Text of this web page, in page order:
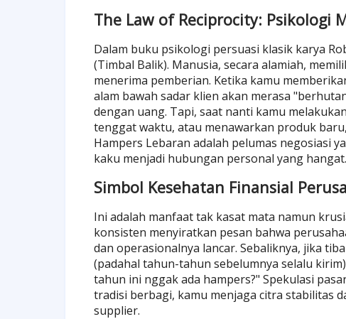
The Law of Reciprocity: Psikologi
Dalam buku psikologi persuasi klasik karya
(Timbal Balik). Manusia, secara alamiah,
menerima pemberian. Ketika kamu
alam bawah sadar klien akan merasa
dengan uang. Tapi, saat nanti kamu
tenggat waktu, atau menawarkan produk
Hampers Lebaran adalah pelumas negosiasi
kaku menjadi hubungan personal yang hangat.
Simbol Kesehatan Finansial
Ini adalah manfaat tak kasat mata namun
konsisten menyiratkan pesan bahwa
dan operasionalnya lancar. Sebaliknya, jika
(padahal tahun-tahun sebelumnya selalu
tahun ini nggak ada hampers?" Spekulasi
tradisi berbagi, kamu menjaga citra stabilitas
supplier.